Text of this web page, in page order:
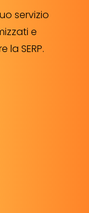
servizio
e
SERP.